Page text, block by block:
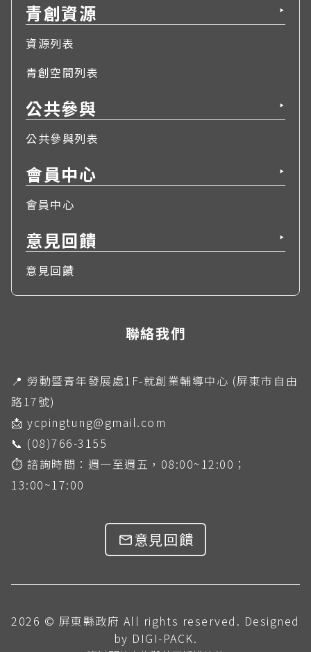
青創資源 ▶
資源列表
青創空間列表
公共參與 ▶
公共參與列表
會員中心 ▶
會員中心
意見回饋 ▶
意見回饋
聯絡我們
📍 勞動暨青年發展處1F-就創業輔導中心 (屏東市自由
路17號)
📩 ycpingtung@gmail.com
📞 (08)766-3155
⏱ 諮詢時間：週一至週五，08:00~12:00；
13:00~17:00
意見回饋
2026 © 屏東縣政府 All rights reserved. Designed
by DIGI-PACK.